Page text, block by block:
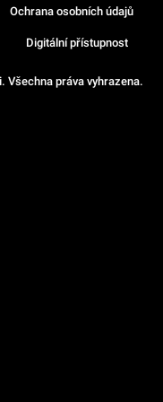
Všechna práva vyhrazena.
Ochrana osobních údajů
Digitální přístupnost